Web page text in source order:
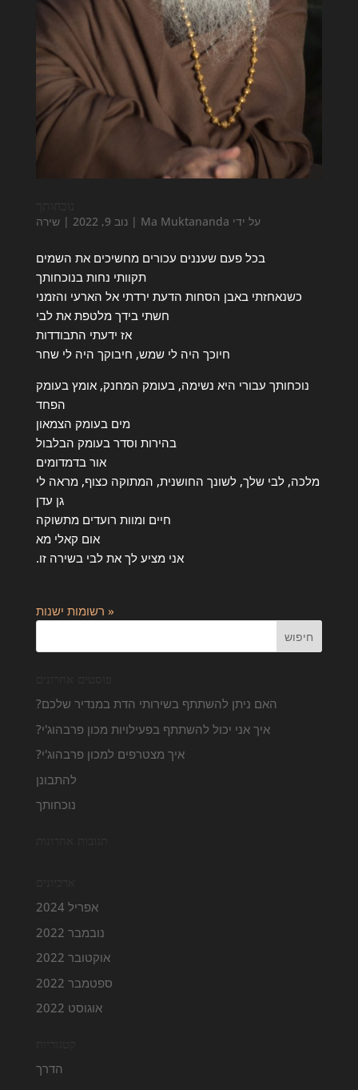
על ידי Ma Muktananda
| נוב 9, 2022 |שירה
בכל פעם שעננים עכורים מחשיכים את השמים
תקוותי נחות בנוכחותך
כשנאחזתי באבן הסחות הדעת ירדתי אל הארעי והזמני
חשתי בידך מלטפת את לבי
אז ידעתי התבודדות
חיוכך היה לי שמש, חיבוקך היה לי שחר
נוכחותך עבורי היא נשימה, בעומק המחנק, אומץ בעומק
הפחד
מים בעומק הצמאון
בהירות וסדר בעומק הבלבול
אור בדמדומים
מלכה, לבי שלך, לשונך החושנית, המתוקה כצוף, מראה לי
גן עדן
חיים ומוות רועדים מתשוקה
אום קאלי מא
אני מציע לך את לבי בשירה זו.
« רשומות ישנות
האם ניתן להשתתף בשירותי הדת במנדיר שלכם?
איך אני יכול להשתתף בפעילויות מכון פרבהוג'י?
איך מצטרפים למכון פרבהוג'י?
להתבונן
נוכחותך
אפריל 2024
נובמבר 2022
אוקטובר 2022
ספטמבר 2022
אוגוסט 2022
הדרך